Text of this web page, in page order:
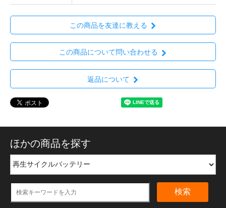
この商品を友達に教える
この商品について問い合わせる
返品について
ほかの商品を探す
検索